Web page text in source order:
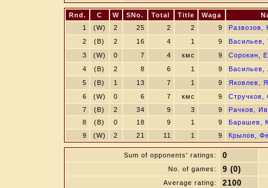
Rnd. C W SNo. Total Title Waga
1
(W) 2 25 2 2 9
Развозов,
2
(B) 2 16 4 1 9
Васильев,
3
(W) 0 7 4 кмс 9
Сорокин,
4
(B) 2 8 6 1 9
Васильев,
5
(B) 1 13 7 1 9
Яковлев,
6
(W) 0 6 7 кмс 9
Стручков,
7
(B) 2 34 9 3 9
Рачков,
8
(B) 0 18 9 1 9
Барашев,
9
(W) 2 21 11 1 9 Крылов,
Sum of opponents' ratings: 0
No. of games: 9 (0)
Average rating: 2100